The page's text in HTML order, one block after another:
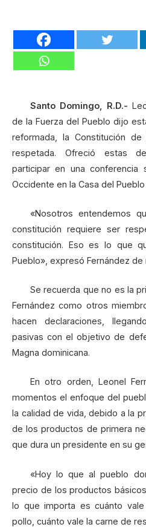
Santo Domingo, R.D.-
de la Fuerza del Pueblo dijo
reformada, la Constitución
respetada. Ofreció estas
participar en una
Occidente en la Casa del
«Nosotros entendemos
constitución requiere ser
constitución. Eso es lo que
Pueblo», expresó Fernández de
Se recuerda que no es la
Fernández como otros
hacen declaraciones,
pasivas con el objetivo de
Magna dominicana.
En otro orden, Leonel
momentos el enfoque del
la calidad de vida, debido a la
de los productos de primera
que dura un presidente en su
«Hoy lo que al pueblo
precio de los productos
lo que importa es cuánto
pollo, cuánto vale la carne de